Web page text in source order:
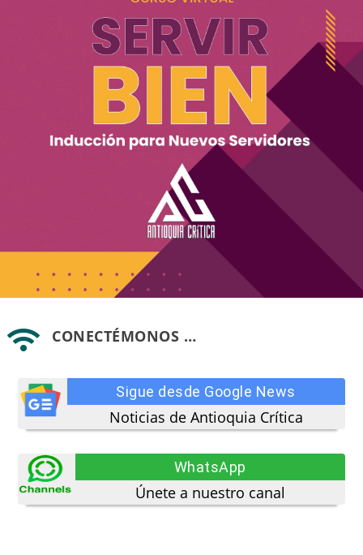
 CONECTÉMONOS …
Sigue desde Google News
Noticias de Antioquia Crítica
WhatsApp
Únete a nuestro canal